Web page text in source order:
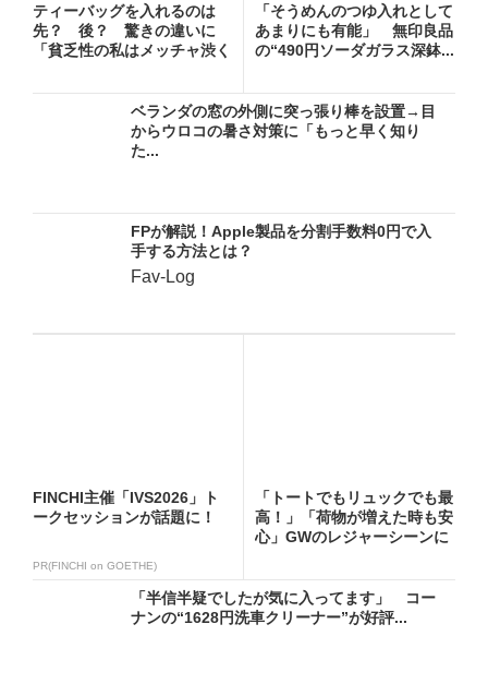
ティーバッグを入れるのは
先？ 後？ 驚きの違いに
「貧乏性の私はメッチャ渋く
「そうめんのつゆ入れとして
あまりにも有能」 無印良品
の“490円ソーダガラス深鉢...
ベランダの窓の外側に突っ張り棒を設置→目
からウロコの暑さ対策に「もっと早く知り
た...
FPが解説！Apple製品を分割手数料0円で入
手する方法とは？
Fav-Log
FINCHI主催「IVS2026」ト
ークセッションが話題に！
PR(FINCHI on GOETHE)
「トートでもリュックでも最
高！」「荷物が増えた時も安
心」GWのレジャーシーンに
「半信半疑でしたが気に入ってます」 コー
ナンの“1628円洗車クリーナー”が好評...